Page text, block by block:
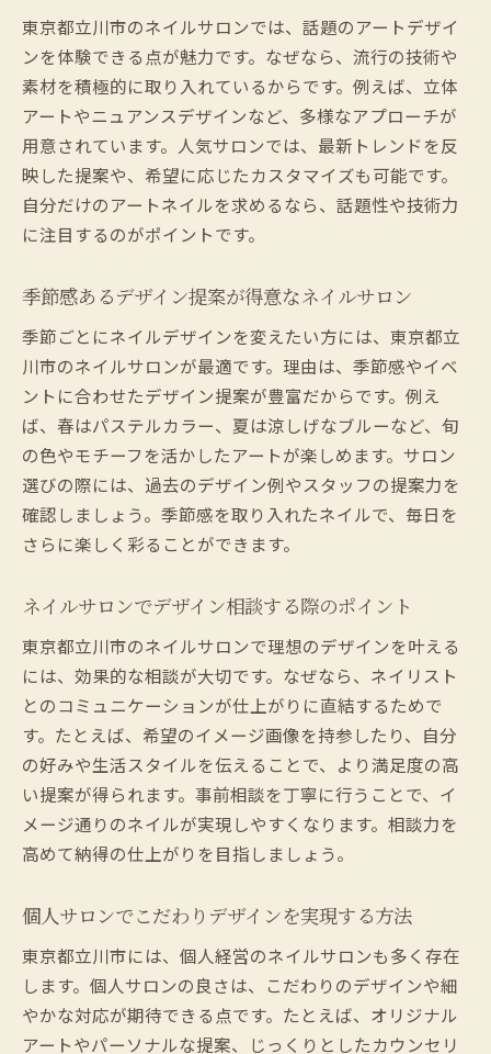
東京都立川市のネイルサロンでは、話題のアートデザイ
ンを体験できる点が魅力です。なぜなら、流行の技術や
素材を積極的に取り入れているからです。例えば、立体
アートやニュアンスデザインなど、多様なアプローチが
用意されています。人気サロンでは、最新トレンドを反
映した提案や、希望に応じたカスタマイズも可能です。
自分だけのアートネイルを求めるなら、話題性や技術力
に注目するのがポイントです。
季節感あるデザイン提案が得意なネイルサロン
季節ごとにネイルデザインを変えたい方には、東京都立
川市のネイルサロンが最適です。理由は、季節感やイベ
ントに合わせたデザイン提案が豊富だからです。例え
ば、春はパステルカラー、夏は涼しげなブルーなど、旬
の色やモチーフを活かしたアートが楽しめます。サロン
選びの際には、過去のデザイン例やスタッフの提案力を
確認しましょう。季節感を取り入れたネイルで、毎日を
さらに楽しく彩ることができます。
ネイルサロンでデザイン相談する際のポイント
東京都立川市のネイルサロンで理想のデザインを叶える
には、効果的な相談が大切です。なぜなら、ネイリスト
とのコミュニケーションが仕上がりに直結するためで
す。たとえば、希望のイメージ画像を持参したり、自分
の好みや生活スタイルを伝えることで、より満足度の高
い提案が得られます。事前相談を丁寧に行うことで、イ
メージ通りのネイルが実現しやすくなります。相談力を
高めて納得の仕上がりを目指しましょう。
個人サロンでこだわりデザインを実現する方法
東京都立川市には、個人経営のネイルサロンも多く存在
します。個人サロンの良さは、こだわりのデザインや細
やかな対応が期待できる点です。たとえば、オリジナル
アートやパーソナルな提案、じっくりとしたカウンセリ